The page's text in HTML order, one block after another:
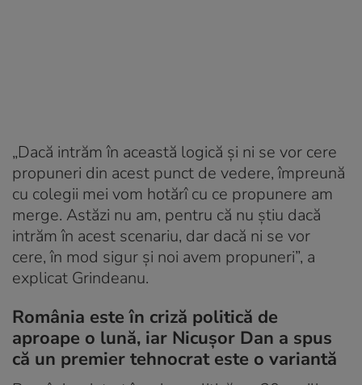
„Dacă intrăm în această logică și ni se vor cere
propuneri din acest punct de vedere, împreună
cu colegii mei vom hotărî cu ce propunere am
merge. Astăzi nu am, pentru că nu știu dacă
intrăm în acest scenariu, dar dacă ni se vor
cere, în mod sigur și noi avem propuneri”, a
explicat Grindeanu.
România este în criză politică de
aproape o lună, iar Nicușor Dan a spus
că un premier tehnocrat este o variantă